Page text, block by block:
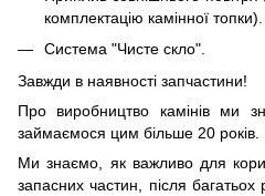
комплектацію камінної топки).
Система "Чисте скло".
Завжди в наявності запчастини!
Про виробництво камінів ми
займаємося цим більше 20 років.
Ми знаємо, як важливо для
запасних частин, після багатьох